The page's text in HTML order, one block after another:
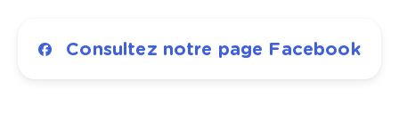
Consultez notre page Facebook